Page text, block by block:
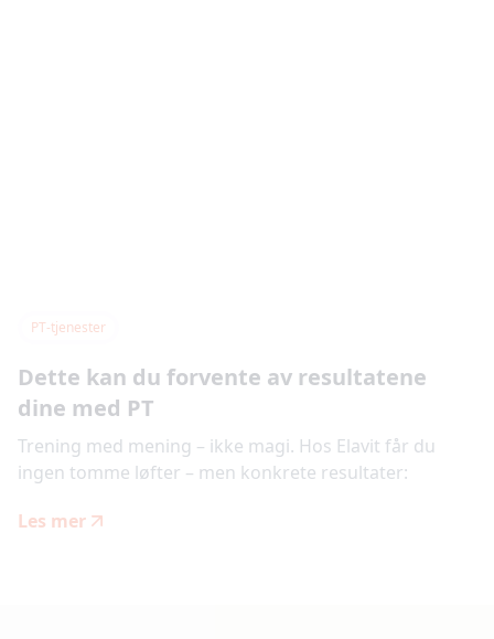
PT-tjenester
Dette kan du forvente av resultatene
dine med PT
Trening med mening – ikke magi. Hos Elavit får du
ingen tomme løfter – men konkrete resultater:
Les mer